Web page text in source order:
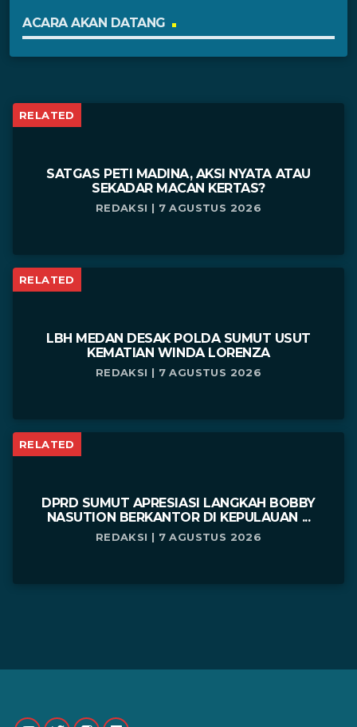
ACARA AKAN DATANG
RELATED
SATGAS PETI MADINA, AKSI NYATA ATAU
SEKADAR MACAN KERTAS?
REDAKSI | 7 AGUSTUS 2026
RELATED
LBH MEDAN DESAK POLDA SUMUT USUT
KEMATIAN WINDA LORENZA
REDAKSI | 7 AGUSTUS 2026
RELATED
DPRD SUMUT APRESIASI LANGKAH BOBBY
NASUTION BERKANTOR DI KEPULAUAN ...
REDAKSI | 7 AGUSTUS 2026